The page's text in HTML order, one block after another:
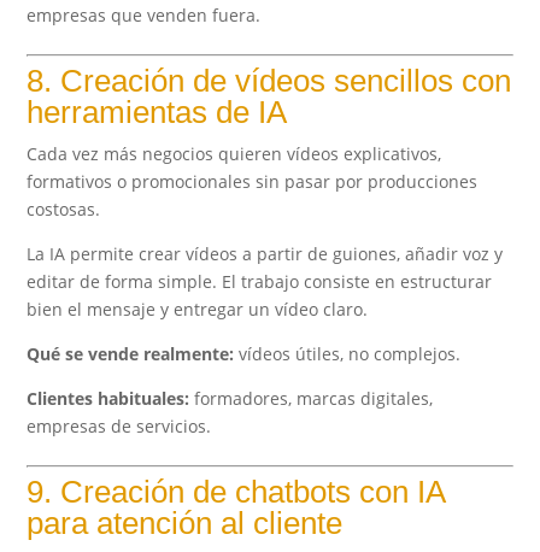
empresas que venden fuera.
8. Creación de vídeos sencillos con
herramientas de IA
Cada vez más negocios quieren vídeos explicativos,
formativos o promocionales sin pasar por producciones
costosas.
La IA permite crear vídeos a partir de guiones, añadir voz y
editar de forma simple. El trabajo consiste en estructurar
bien el mensaje y entregar un vídeo claro.
Qué se vende realmente: vídeos útiles, no complejos.
Clientes habituales: formadores, marcas digitales,
empresas de servicios.
9. Creación de chatbots con IA
para atención al cliente